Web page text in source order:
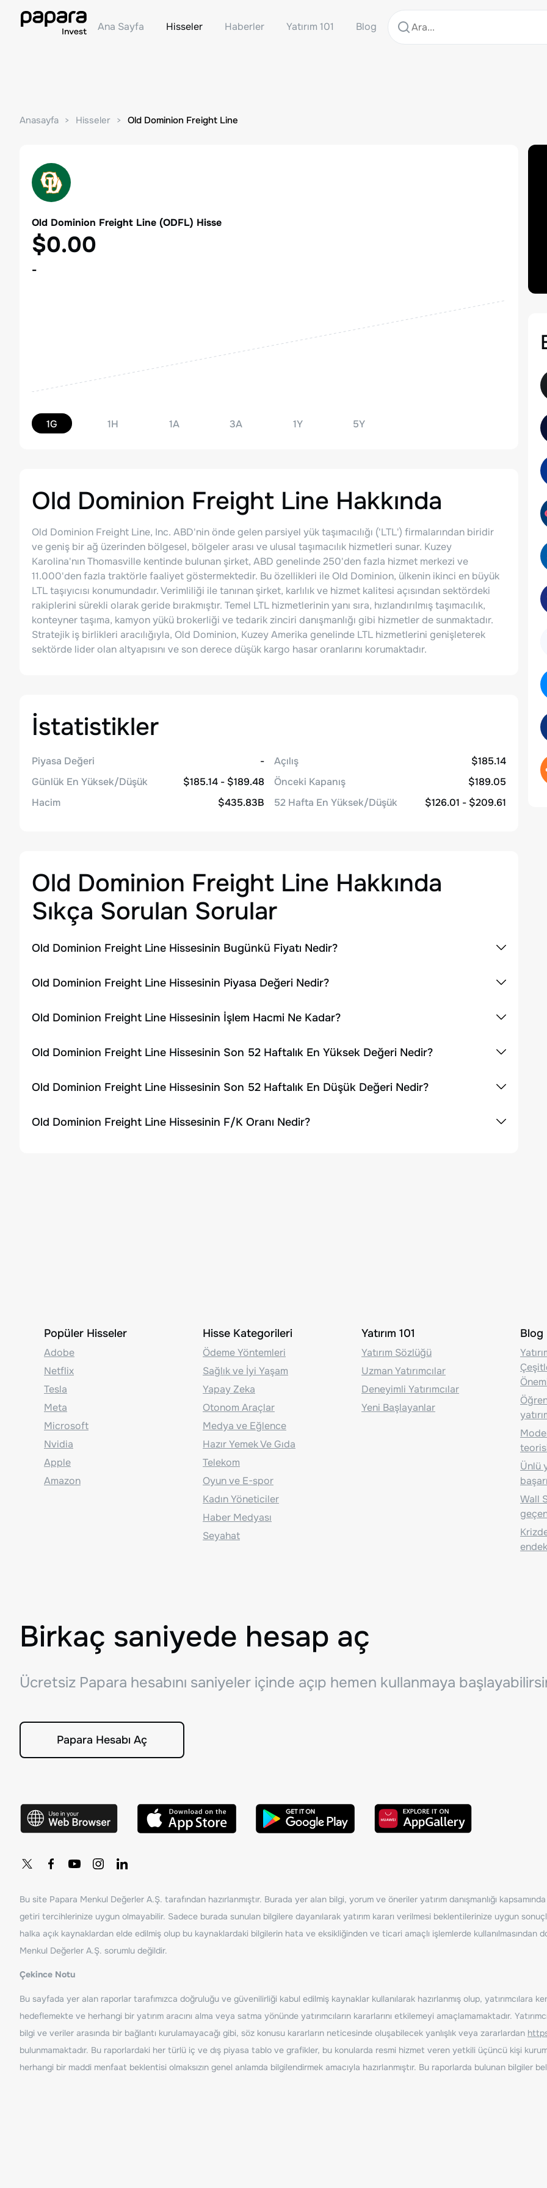
Ana Sayfa Hisseler Haberler Yatırım 101 Blog
Anasayfa Hisseler Old Dominion Freight Line
Old Dominion Freight Line (ODFL) Hisse
$0.00
-
1G 1H 1A 3A 1Y 5Y
Old Dominion Freight Line Hakkında
Old Dominion Freight Line, Inc. ABD'nin önde gelen parsiyel yük taşımacılığı ('LTL') firmalarından biridir
ve geniş bir ağ üzerinden bölgesel, bölgeler arası ve ulusal taşımacılık hizmetleri sunar. Kuzey
Karolina'nın Thomasville kentinde bulunan şirket, ABD genelinde 250'den fazla hizmet merkezi ve
11.000'den fazla traktörle faaliyet göstermektedir. Bu özellikleri ile Old Dominion, ülkenin ikinci en büyük
LTL taşıyıcısı konumundadır. Verimliliği ile tanınan şirket, karlılık ve hizmet kalitesi açısından sektördeki
rakiplerini sürekli olarak geride bırakmıştır. Temel LTL hizmetlerinin yanı sıra, hızlandırılmış taşımacılık,
konteyner taşıma, kamyon yükü brokerliği ve tedarik zinciri danışmanlığı gibi hizmetler de sunmaktadır.
Stratejik iş birlikleri aracılığıyla, Old Dominion, Kuzey Amerika genelinde LTL hizmetlerini genişleterek
sektörde lider olan altyapısını ve son derece düşük kargo hasar oranlarını korumaktadır.
İstatistikler
Piyasa Değeri
-
Günlük En Yüksek/Düşük
$185.14 - $189.48
Hacim
$435.83B
Açılış
$185.14
Önceki Kapanış
$189.05
52 Hafta En Yüksek/Düşük
$126.01 - $209.61
Old Dominion Freight Line Hakkında
Sıkça Sorulan Sorular
Old Dominion Freight Line Hissesinin Bugünkü Fiyatı Nedir?
Old Dominion Freight Line Hissesinin Piyasa Değeri Nedir?
Old Dominion Freight Line Hissesinin İşlem Hacmi Ne Kadar?
Old Dominion Freight Line Hissesinin Son 52 Haftalık En Yüksek Değeri Nedir?
Old Dominion Freight Line Hissesinin Son 52 Haftalık En Düşük Değeri Nedir?
Old Dominion Freight Line Hissesinin F/K Oranı Nedir?
Popüler Hisseler
Adobe
Netflix
Tesla
Meta
Microsoft
Nvidia
Apple
Amazon
Hisse Kategorileri
Ödeme Yöntemleri
Sağlık ve İyi Yaşam
Yapay Zeka
Otonom Araçlar
Medya ve Eğlence
Hazır Yemek Ve Gıda
Telekom
Oyun ve E-spor
Kadın Yöneticiler
Haber Medyası
Seyahat
Yatırım 101
Yatırım Sözlüğü
Uzman Yatırımcılar
Deneyimli Yatırımcılar
Yeni Başlayanlar
Blog
Ünlü
Wall
Birkaç saniyede hesap aç
Ücretsiz Papara hesabını saniyeler içinde açıp hemen kullanmaya
Papara Hesabı Aç
Bu site Papara Menkul Değerler A.Ş. tarafından hazırlanmıştır. Burada yer alan bilgi, yorum ve öneriler yatırım danışmanlığı
getiri tercihlerinize uygun olmayabilir. Sadece burada sunulan bilgilere dayanılarak yatırım kararı verilmesi beklentilerinize uygun
halka açık kaynaklardan elde edilmiş olup bu kaynaklardaki bilgilerin hata ve eksikliğinden ve ticari amaçlı işlemlerde
Menkul Değerler A.Ş. sorumlu değildir.
Çekince Notu
Bu sayfada yer alan raporlar tarafımızca doğruluğu ve güvenilirliği kabul edilmiş kaynaklar kullanılarak hazırlanmış olup, yatırımcılara
hedeflemekte ve herhangi bir yatırım aracını alma veya satma yönünde yatırımcıların kararlarını etkilemeyi amaçlamamaktadır.
bilgi ve veriler arasında bir bağlantı kurulamayacağı gibi, söz konusu kararların neticesinde oluşabilecek yanlışlık veya zararlardan
bulunmamaktadır. Bu raporlardaki her türlü iç ve dış piyasa tablo ve grafikler, bu konularda resmi hizmet veren yetkili üçüncü kişi
herhangi bir maddi menfaat beklentisi olmaksızın genel anlamda bilgilendirmek amacıyla hazırlanmıştır. Bu raporlarda bulunan bilgiler